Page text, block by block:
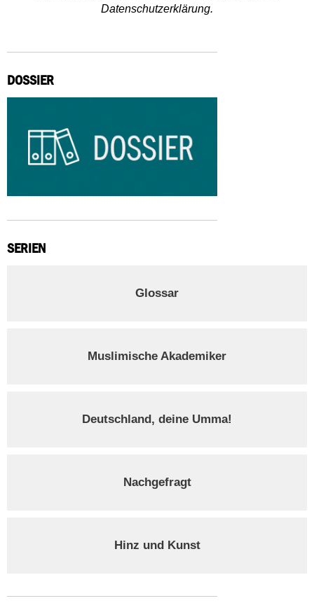
Datenschutzerklärung.
DOSSIER
SERIEN
Glossar
Muslimische Akademiker
Deutschland, deine Umma!
Nachgefragt
Hinz und Kunst